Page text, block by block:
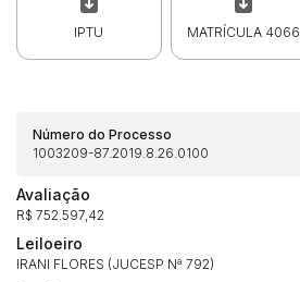
IPTU MATRÍCULA 4066
Número do Processo
1003209-87.2019.8.26.0100
Avaliação
R$ 752.597,42
Leiloeiro
IRANI FLORES (JUCESP Nª 792)